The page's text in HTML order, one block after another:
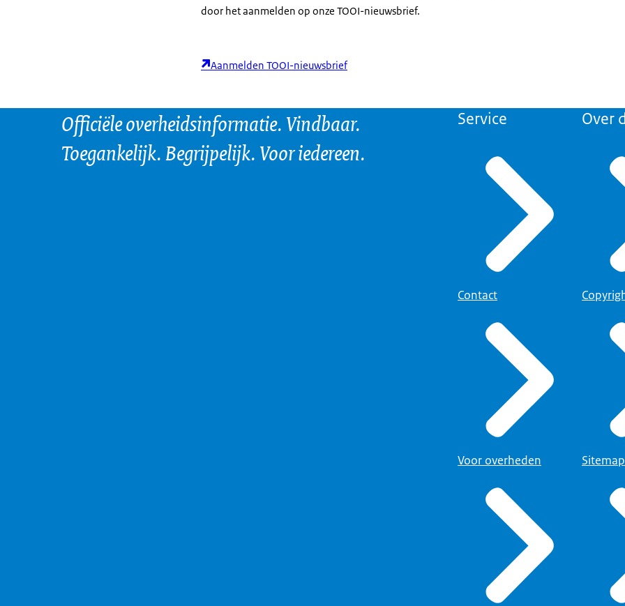
door het aanmelden op onze TOOI-nieuwsbrief.
Aanmelden TOOI-nieuwsbrief
Officiële overheidsinformatie. Vindbaar.
Toegankelijk. Begrijpelijk. Voor iedereen.
Service
Contact
Voor overheden
Over
Sitemap